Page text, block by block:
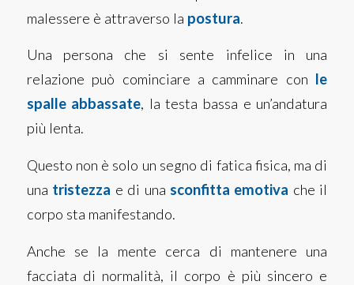
malessere è attraverso la postura.
Una persona che si sente infelice in una
relazione può cominciare a camminare con le
spalle abbassate, la testa bassa e un’andatura
più lenta.
Questo non è solo un segno di fatica fisica, ma di
una tristezza e di una sconfitta emotiva che il
corpo sta manifestando.
Anche se la mente cerca di mantenere una
facciata di normalità, il corpo è più sincero e